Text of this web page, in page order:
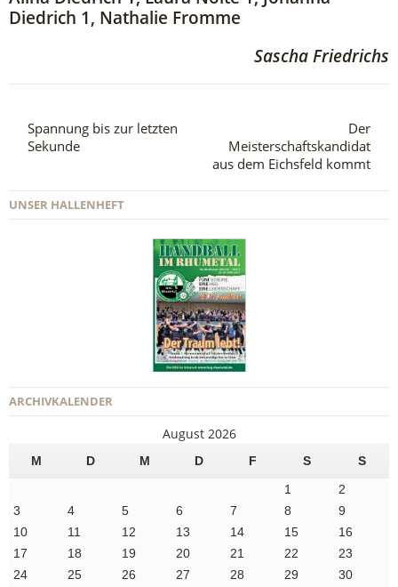
Diedrich 1, Nathalie Fromme
Sascha Friedrichs
Spannung bis zur letzten
Sekunde
Der
Meisterschaftskandidat
aus dem Eichsfeld kommt
UNSER HALLENHEFT
ARCHIVKALENDER
August 2026
M D M D F S
S
1
2
3
4 5 6 7 8
9
10
11 12 13 14 15
16
17
18 19 20 21 22
23
24
25 26 27 28 29
30